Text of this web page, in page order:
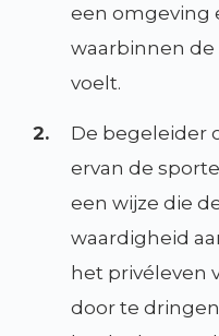
een omgeving
waarbinnen de
voelt.
2.
De begeleider
ervan de
een wijze die
waardigheid
het privéleven
door te